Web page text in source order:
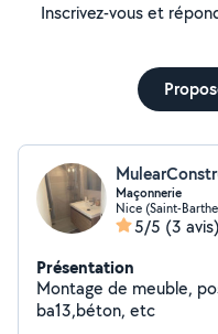
Inscrivez-vous et
Maçonnerie
Nice (Saint-
5/5 (3 avis)
Présentation
Montage de meuble,
ba13,béton, etc